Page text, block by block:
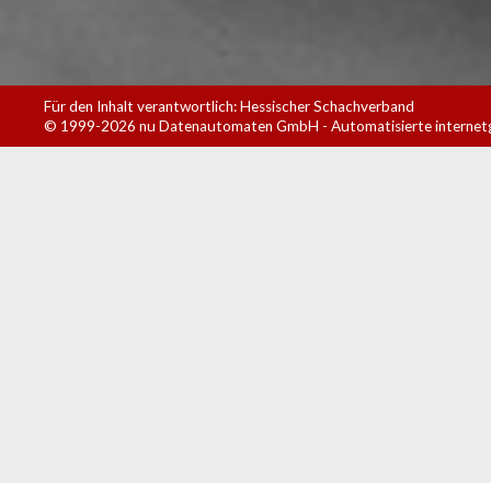
Für den Inhalt verantwortlich: Hessischer Schachverband
© 1999-2026 nu Datenautomaten GmbH - Automatisierte